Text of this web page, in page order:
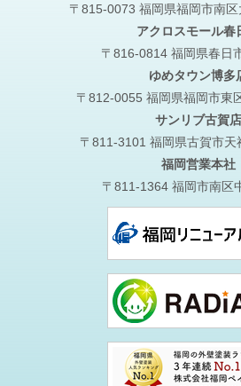
〒815-0073 福岡県福岡市南
アクロスモール春
〒816-0814 福岡県春日
ゆめタウン博多
〒812-0055 福岡県福岡市東
サンリブ古賀店
〒811-3101 福岡県古賀市天
福岡営業本社
〒811-1364 福岡市南区